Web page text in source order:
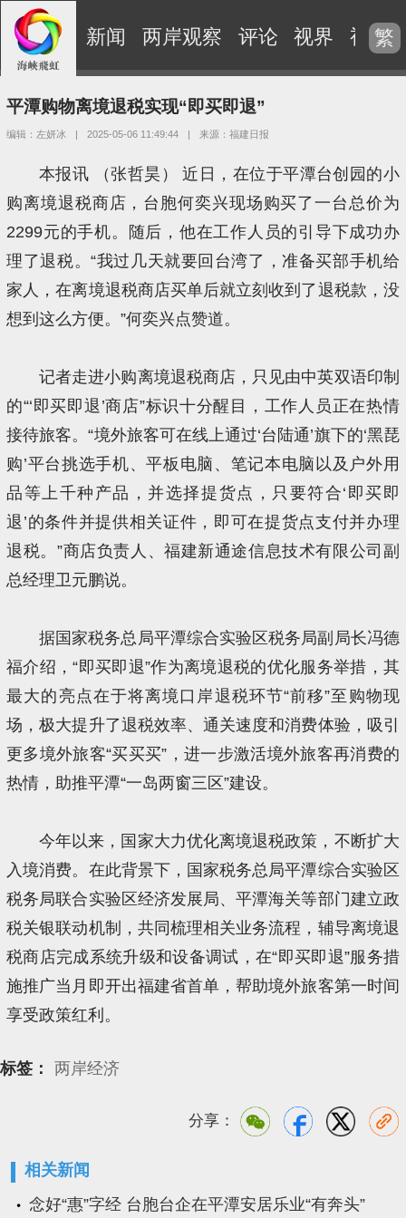
新闻 两岸观察 评论 视界 视频
繁
平潭购物离境退税实现“即买即退”
编辑：左妍冰 | 2025-05-06 11:49:44 | 来源：福建日报
本报讯 （张哲昊） 近日，在位于平潭台创园的小
购离境退税商店，台胞何奕兴现场购买了一台总价为
2299元的手机。随后，他在工作人员的引导下成功办
理了退税。“我过几天就要回台湾了，准备买部手机给
家人，在离境退税商店买单后就立刻收到了退税款，没
想到这么方便。”何奕兴点赞道。
记者走进小购离境退税商店，只见由中英双语印制
的“‘即买即退’商店”标识十分醒目，工作人员正在热情
接待旅客。“境外旅客可在线上通过‘台陆通’旗下的‘黑琵
购’平台挑选手机、平板电脑、笔记本电脑以及户外用
品等上千种产品，并选择提货点，只要符合‘即买即
退’的条件并提供相关证件，即可在提货点支付并办理
退税。”商店负责人、福建新通途信息技术有限公司副
总经理卫元鹏说。
据国家税务总局平潭综合实验区税务局副局长冯德
福介绍，“即买即退”作为离境退税的优化服务举措，其
最大的亮点在于将离境口岸退税环节“前移”至购物现
场，极大提升了退税效率、通关速度和消费体验，吸引
更多境外旅客“买买买”，进一步激活境外旅客再消费的
热情，助推平潭“一岛两窗三区”建设。
今年以来，国家大力优化离境退税政策，不断扩大
入境消费。在此背景下，国家税务总局平潭综合实验区
税务局联合实验区经济发展局、平潭海关等部门建立政
税关银联动机制，共同梳理相关业务流程，辅导离境退
税商店完成系统升级和设备调试，在“即买即退”服务措
施推广当月即开出福建省首单，帮助境外旅客第一时间
享受政策红利。
标签： 两岸经济
分享：
相关新闻
念好“惠”字经 台胞台企在平潭安居乐业“有奔头”